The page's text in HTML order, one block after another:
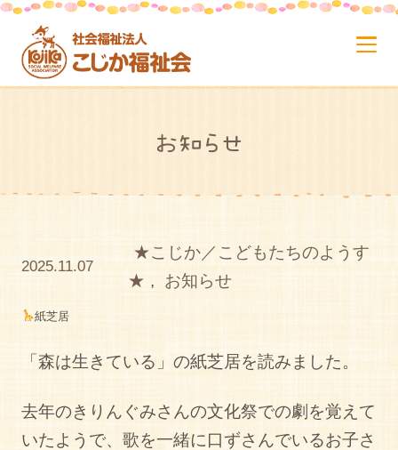
お知らせ
2025.11.07
★こじか／こどもたちのようす
★ , お知らせ
紙芝居
「森は生きている」の紙芝居を読みました。
去年のきりんぐみさんの文化祭での劇を覚えて
いたようで、歌を一緒に口ずさんでいるお子さ